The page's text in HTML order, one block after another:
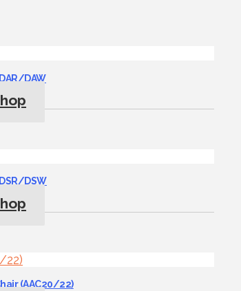
DAW
DSW
(AAC20/22)